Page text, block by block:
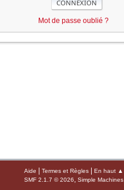
Mot de passe oublié ?
Aide Termes et Règles| En haut ▲
SMF 2.1.7 © 2026
Simple Machines